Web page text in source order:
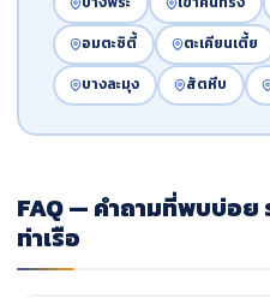
อมตะซิตี้
ตะเคียนเตี้ย
บางละมุง
สัตหีบ
FAQ — คำถามที่พบบ่อย
ท่าเรือ